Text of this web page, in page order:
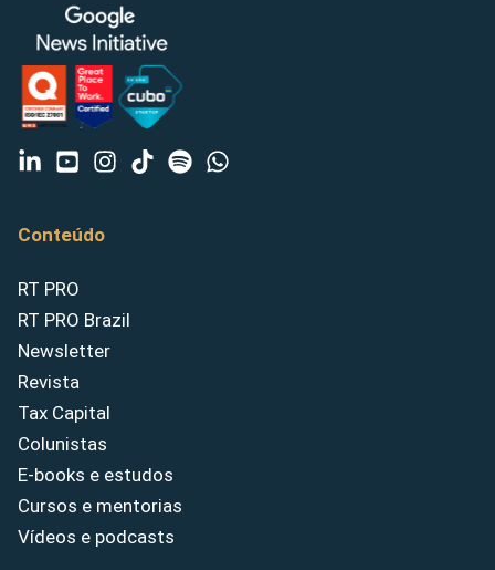
Conteúdo
RT PRO
RT PRO Brazil
Newsletter
Revista
Tax Capital
Colunistas
E-books e estudos
Cursos e mentorias
Vídeos e podcasts